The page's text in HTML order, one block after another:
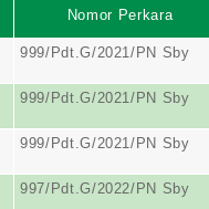
Nomor Perkara
999/Pdt.G/2021/PN Sby
999/Pdt.G/2021/PN Sby
999/Pdt.G/2021/PN Sby
997/Pdt.G/2022/PN Sby